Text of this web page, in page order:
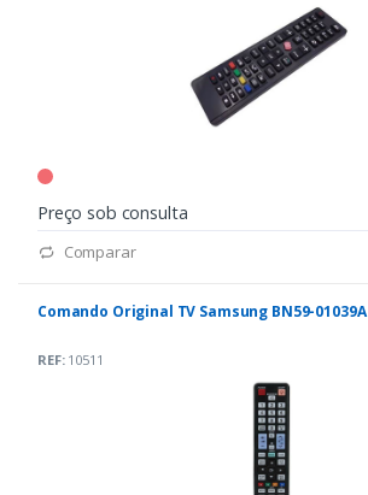
Preço sob consulta
Comparar
Comando Original TV Samsung BN59-01039A
REF:10511